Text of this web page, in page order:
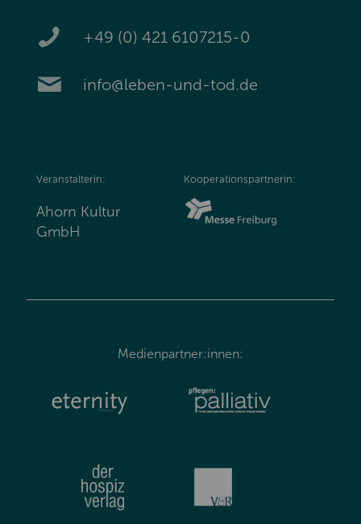
+49 (0) 421 6107215-0
info@leben-und-tod.de
Veranstalterin:
Ahorn Kultur
GmbH
Kooperationspartnerin:
Medienpartner:innen: